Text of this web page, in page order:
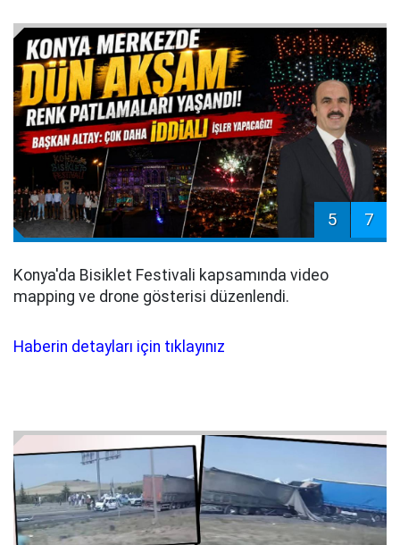
5 7
Konya'da Bisiklet Festivali kapsamında video
mapping ve drone gösterisi düzenlendi.
Haberin detayları için tıklayınız